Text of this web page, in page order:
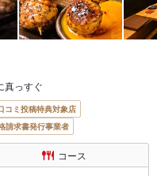
真っすぐ
コミ投稿特典対象店
請求書発行事業者
コース